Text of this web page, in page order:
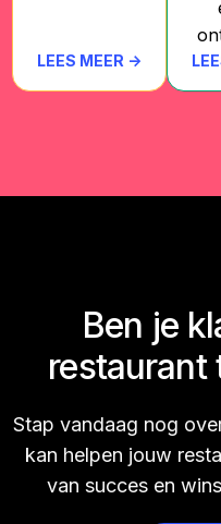
LEES MEER ->
Ben je
restaurant
Stap vandaag nog
kan helpen jouw
van succes en